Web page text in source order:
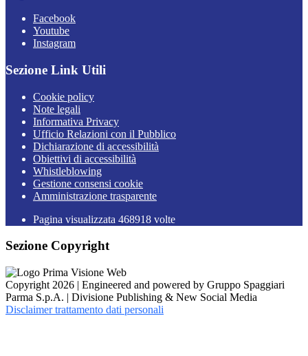
Facebook
Youtube
Instagram
Sezione Link Utili
Cookie policy
Note legali
Informativa Privacy
Ufficio Relazioni con il Pubblico
Dichiarazione di accessibilità
Obiettivi di accessibilità
Whistleblowing
Gestione consensi cookie
Amministrazione trasparente
Pagina visualizzata 468918 volte
Sezione Copyright
Copyright 2026 | Engineered and powered by Gruppo Spaggiari
Parma S.p.A. | Divisione Publishing & New Social Media
Disclaimer trattamento dati personali